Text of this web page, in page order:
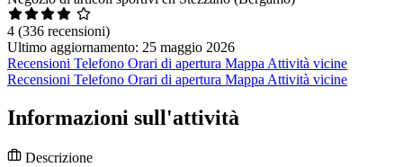
4 (336 recensioni)
Ultimo aggiornamento: 25 maggio 2026
Recensioni Telefono Orari di apertura Mappa Attività vicine
Recensioni Telefono Orari di apertura Mappa Attività vicine
Informazioni sull'attività
Descrizione